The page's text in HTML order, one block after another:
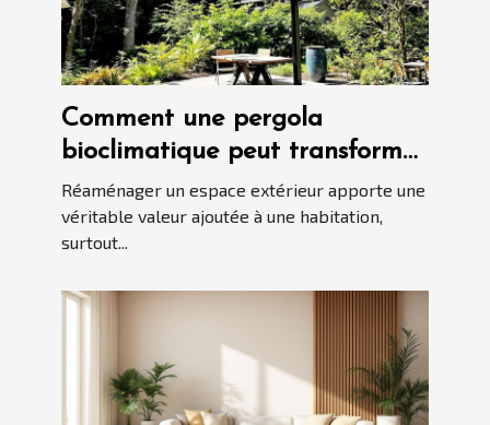
Comment une pergola
bioclimatique peut transformer
votre espace extérieur ?
Réaménager un espace extérieur apporte une
véritable valeur ajoutée à une habitation,
surtout...